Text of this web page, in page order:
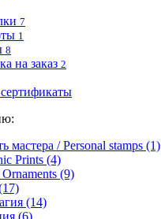
7
1
8
на заказ 2
мастера / Personal stamps (1)
Prints (4)
(9)
(14)
(6)